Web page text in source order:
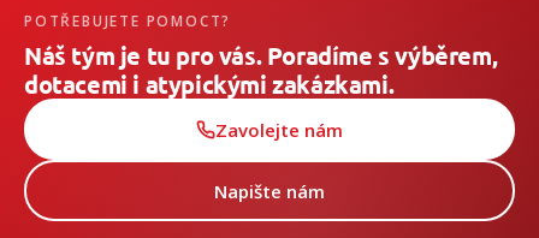
POTŘEBUJETE POMOCT?
Náš tým je tu pro vás. Poradíme s výběrem,
dotacemi i atypickými zakázkami.
Zavolejte nám
Napište nám